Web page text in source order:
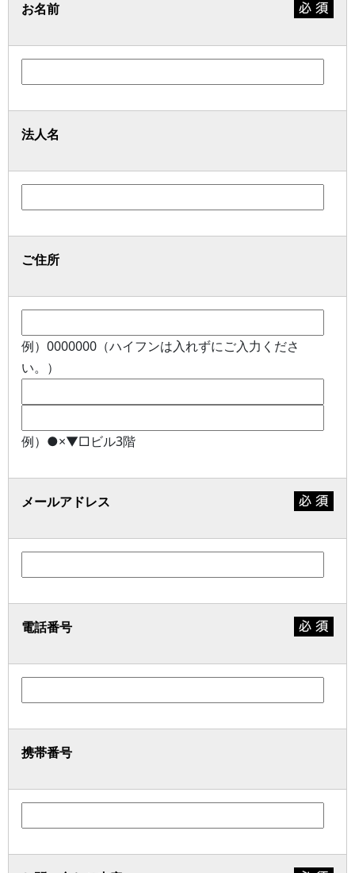
お名前
法人名
ご住所
例）0000000（ハイフンは入れずにご入力くださ
い。）
例）●×▼□ビル3階
メールアドレス
電話番号
携帯番号